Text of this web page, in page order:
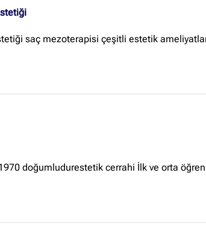
saç mezoterapisi çeşitli estetik
doğumludurestetik cerrahi İlk ve orta